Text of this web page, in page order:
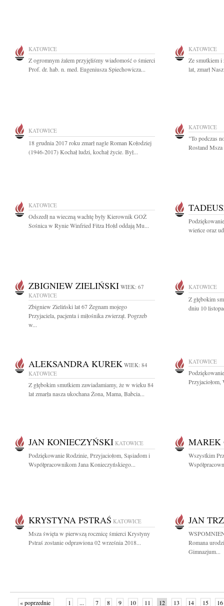
KATOWICE
Z ogromnym żalem przyjęliśmy wiadomość o śmierci
Prof. dr. hab. n. med. Eugeniusza Spiechowicza...
KATOWICE
Ze smutkiem i
lat, zmarł
KATOWICE
18 grudnia 2017 roku zmarł nagle Roman Kołodziej
(1946-2017) Kochał ludzi, kochał życie. Był...
KATOWICE
"To podczas
Rostand
KATOWICE
Odszedł na wieczną wachtę były Kierownik GOŻ
Sośnica w Rynie Winfried Fitza Hołd oddają Mu...
wieńce oraz
ZBIGNIEW ZIELIŃSKI WIEK: 67
KATOWICE
Zbigniew Zieliński lat 67 Żegnam mojego
Przyjaciela, pacjenta i miłośnika zwierząt. Pogrzeb
w...
KATOWICE
Z głębokim
dniu 10
ALEKSANDRA KUREK WIEK: 84
KATOWICE
Z głębokim smutkiem zawiadamiamy, że w wieku 84
lat zmarła nasza ukochana Żona, Mama, Babcia...
KATOWICE
Przyjaciołom,
JAN KONIECZYŃSKI KATOWICE
Podziękowanie Rodzinie, Przyjaciołom, Sąsiadom i
Współpracownikom Jana Konieczyńskiego...
MAREK
Wszystkim
KRYSTYNA PSTRAŚ KATOWICE
Msza święta w pierwszą rocznicę śmierci Krystyny
Pstraś zostanie odprawiona 02 września 2018...
JAN
Romana
Gimnazjum...
« poprzednie 1 ... 7 8 9 10 11 12 13 14 15 16